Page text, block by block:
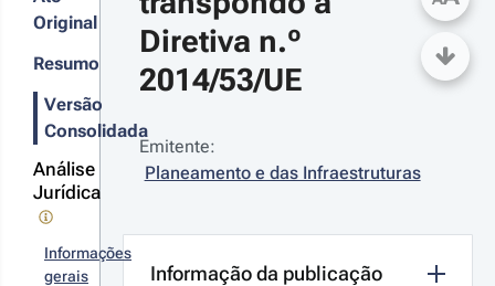
de
01-29
Lei n.º
- 1.ª
o Regime
das
Original
Resumo
Versão
Consolidada
Análise
Jurídica
Informações
gerais
Diretiva n.º
2014/53/UE
Emitente:
Planeamento e das Infraestruturas
Informação da publicação